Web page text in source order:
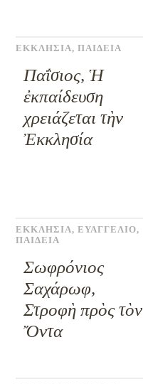
ΕΚΚΛΗΣΙΑ,ΠΑΙΔΕΙΑ
Παΐσιος, Ἡ
ἐκπαίδευση
χρειάζεται τὴν
Ἐκκλησία
ΕΚΚΛΗΣΙΑ,ΕΥΑΓΓΕΛΙΟ,
ΠΑΙΔΕΙΑ
Σωφρόνιος
Σαχάρωφ,
Στροφὴ πρὸς τὸν
Ὄντα